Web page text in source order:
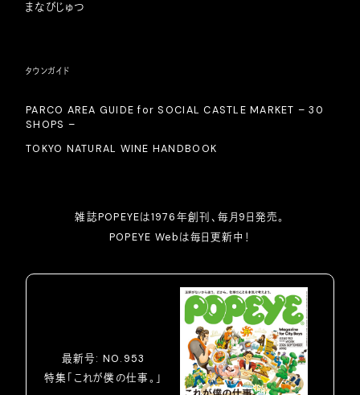
まなびじゅつ
タウンガイド
PARCO AREA GUIDE for SOCIAL CASTLE MARKET – 30
SHOPS –
TOKYO NATURAL WINE HANDBOOK
雑誌POPEYEは1976年創刊、毎月9日発売。
POPEYE Webは毎日更新中！
最新号: NO.953
特集「これが僕の仕事。」